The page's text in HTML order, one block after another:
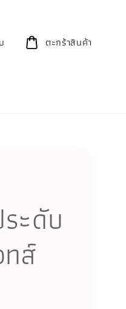
ตะกร้าสินค้า
ะดับ
ส์